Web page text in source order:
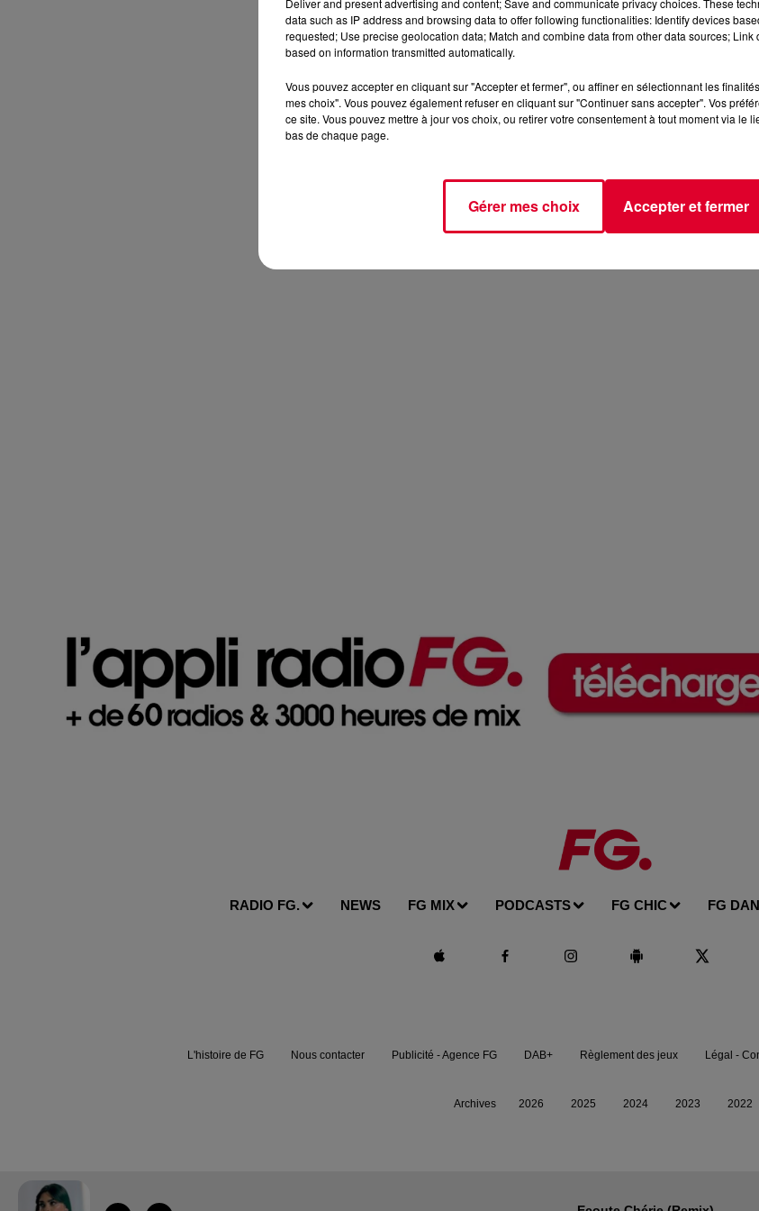
RADIO FG. NEWS FG MIX PODCASTS FG CHIC FG
L'histoire de FG Nous contacter Publicité - Agence FG DAB+ Règlement des jeux Légal -
Archives 2026 2025 2024 2023 2022
Deliver and present advertising and content; Save and communicate privacy choices. These
data such as IP address and browsing data to offer following functionalities: Identify devices
requested; Use precise geolocation data; Match and combine data from other data sources;
based on information transmitted automatically.
Vous pouvez accepter en cliquant sur "Accepter et fermer", ou affiner en sélectionnant les
mes choix". Vous pouvez également refuser en cliquant sur "Continuer sans accepter". Vos
ce site. Vous pouvez mettre à jour vos choix, ou retirer votre consentement à tout moment via le
bas de chaque page.
Gérer mes choix Accepter et fermer